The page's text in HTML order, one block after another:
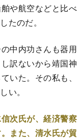
や航空などと比べ
たのだ。
中内功さんも器用
訳ないから靖国神
いた。その私も、
い。
次氏が、経済警察
また、清水氏が貿